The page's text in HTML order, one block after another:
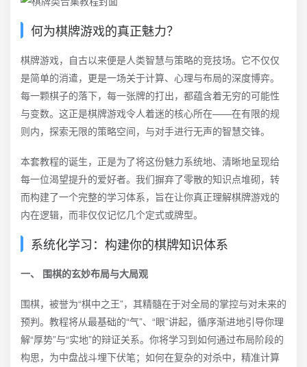
何为棋牌游戏的真正魅力？
棋牌游戏，自古以来便是人类智慧与策略的竞技场。它不仅仅
是简单的消遣，更是一场关于计算、心理与布局的深度博弈。
每一颗棋子的落下，每一张牌的打出，都蕴含着无穷的可能性
与变数。这正是棋牌游戏令人着迷的核心所在——在有限的规
则内，探索无限的策略空间，与对手进行无声的智慧交锋。
本套教程的诞生，正是为了将这份魅力系统地、清晰地呈现给
每一位渴望提升的爱好者。我们摒弃了零散的知识点堆砌，转
而构建了一个完整的学习体系，旨在让你真正理解棋牌游戏的
内在逻辑，而非仅仅记忆几个定式或牌型。
系统化学习：构建你的棋牌知识体系
一、 围棋的玄妙布局与大局观
围棋，被誉为“棋中之王”，其精髓在于对全局的掌控与对未来的
预判。教程将从最基础的“气”、“眼”讲起，循序渐进地引导你理
解“厚势”与“实地”的辩证关系。你将学习到如何通过布局阶段的
构思，为中盘战斗埋下伏笔；如何在复杂的对杀中，精准计算